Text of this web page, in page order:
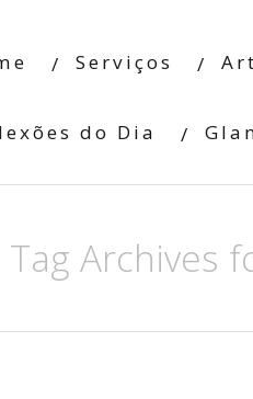
Serviços
do Dia
Tag Archives